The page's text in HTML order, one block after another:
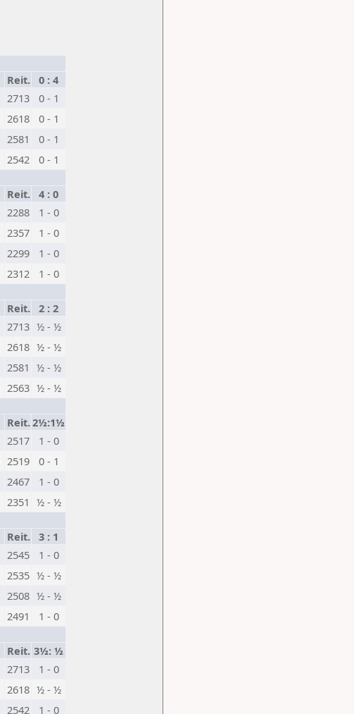
Reit. 0 : 4
2713
0 - 1
2618
0 - 1
2581
0 - 1
2542
0 - 1
Reit. 4 : 0
2288
1 - 0
2357
1 - 0
2299
1 - 0
2312
1 - 0
Reit. 2 : 2
2713 ½ - ½
2618 ½ - ½
2581 ½ - ½
2563 ½ - ½
Reit.2½:1½
2517
1 - 0
2519
0 - 1
2467
1 - 0
2351 ½ - ½
Reit. 3 : 1
2545
1 - 0
2535 ½ - ½
2508 ½ - ½
2491
1 - 0
Reit. 3½: ½
2713
1 - 0
2618 ½ - ½
2542
1 - 0